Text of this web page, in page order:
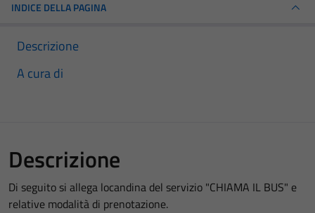
INDICE DELLA PAGINA
Descrizione
A cura di
Descrizione
Di seguito si allega locandina del servizio "CHIAMA IL BUS" e
relative modalità di prenotazione.